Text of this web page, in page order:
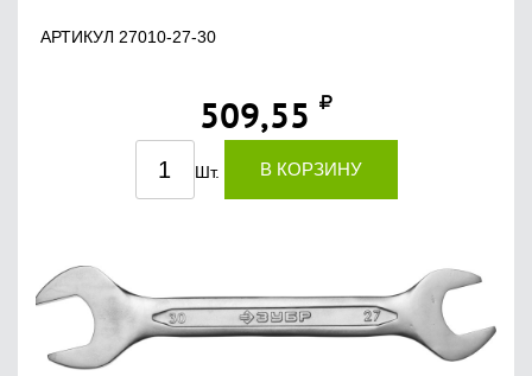
АРТИКУЛ 27010-27-30
509,55
Шт. В КОРЗИНУ